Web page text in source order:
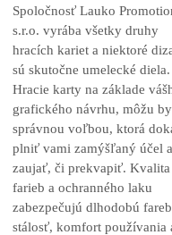
Spoločnosť Lauko
s.r.o. vyrába všetky druhy
hracích kariet a niektoré
sú skutočne umelecké diela.
Hracie karty na základe
grafického návrhu, môžu
správnou voľbou, ktorá
plniť vami zamýšľaný účel
zaujať, či prekvapiť. Kvalita
farieb a ochranného laku
zabezpečujú dlhodobú
stálosť, komfort používania